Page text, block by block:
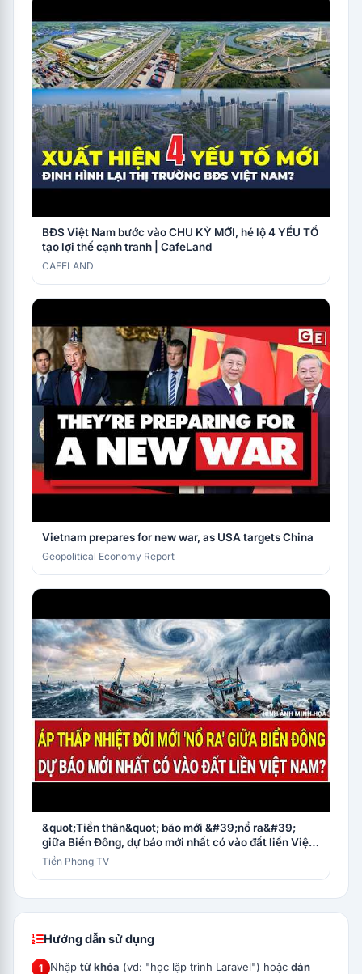
BĐS Việt Nam bước vào CHU KỲ MỚI, hé lộ 4 YẾU TỐ
tạo lợi thế cạnh tranh | CafeLand
CAFELAND
Vietnam prepares for new war, as USA targets China
Geopolitical Economy Report
&quot;Tiền thân&quot; bão mới &#39;nổ ra&#39;
giữa Biển Đông, dự báo mới nhất có vào đất liền Việt
Nam?
Tiền Phong TV
Hướng dẫn sử dụng
Nhập từ khóa (vd: "học lập trình Laravel") hoặc dán